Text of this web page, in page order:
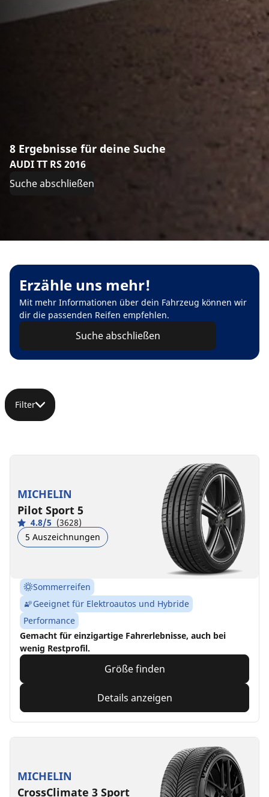
8 Ergebnisse für deine Suche
AUDI TT RS 2016
Suche abschließen
Erzähle uns mehr!
Mit mehr Informationen über dein Fahrzeug können wir
dir die passenden Reifen empfehlen.
Suche abschließen
Filter
MICHELIN
Pilot Sport 5
4.8/5 (3628)
5 Auszeichnungen
Sommerreifen
Geeignet für Elektroautos und Hybride
Performance
Gemacht für einzigartige Fahrerlebnisse, auch bei
wenig Restprofil.
Größe finden
Details anzeigen
MICHELIN
CrossClimate 3 Sport